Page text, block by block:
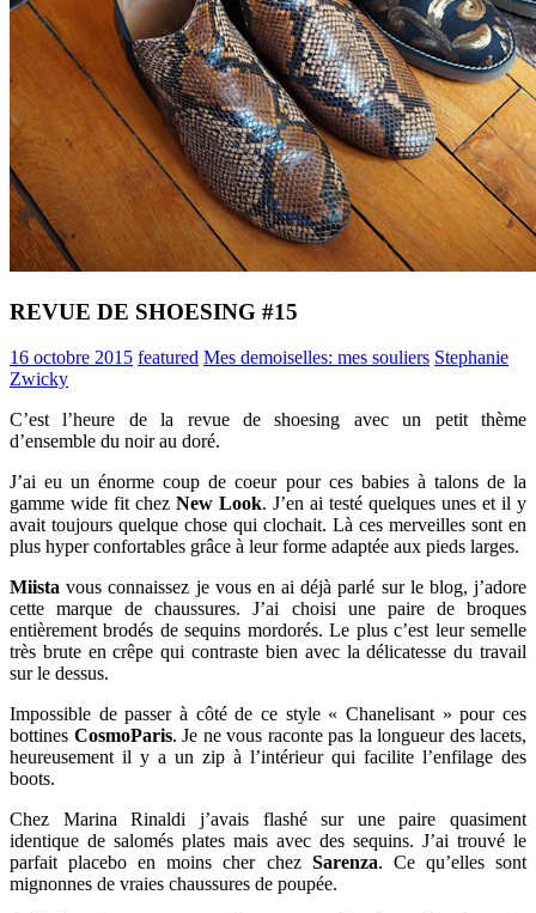
REVUE DE SHOESING #15
16 octobre 2015 featured Mes demoiselles: mes souliers Stephanie
Zwicky
C’est l’heure de la revue de shoesing avec un petit thème
d’ensemble du noir au doré.
J’ai eu un énorme coup de coeur pour ces babies à talons de la
gamme wide fit chez New Look. J’en ai testé quelques unes et il y
avait toujours quelque chose qui clochait. Là ces merveilles sont en
plus hyper confortables grâce à leur forme adaptée aux pieds larges.
Miista vous connaissez je vous en ai déjà parlé sur le blog, j’adore
cette marque de chaussures. J’ai choisi une paire de broques
entièrement brodés de sequins mordorés. Le plus c’est leur semelle
très brute en crêpe qui contraste bien avec la délicatesse du travail
sur le dessus.
Impossible de passer à côté de ce style « Chanelisant » pour ces
bottines CosmoParis. Je ne vous raconte pas la longueur des lacets,
heureusement il y a un zip à l’intérieur qui facilite l’enfilage des
boots.
Chez Marina Rinaldi j’avais flashé sur une paire quasiment
identique de salomés plates mais avec des sequins. J’ai trouvé le
parfait placebo en moins cher chez Sarenza. Ce qu’elles sont
mignonnes de vraies chaussures de poupée.